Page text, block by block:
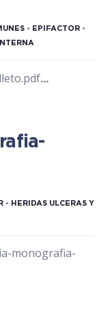
• EPIFACTOR •
...
• HERIDAS ULCERAS Y
monografia-